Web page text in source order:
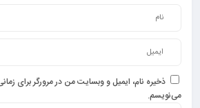
ذخیره نام، ایمیل و وبسایت من در مرورگر برای
می‌نویسم.